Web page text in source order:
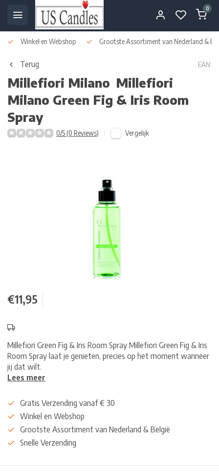
0
Winkel en Webshop Grootste Assortiment van Nederland &
Terug EAN:
Millefiori Milano Millefiori
Milano Green Fig & Iris Room
Spray
0/5 (0 Reviews) Vergelijk
€11,95
Millefiori Green Fig & Iris Room Spray Millefiori Green Fig & Iris
Room Spray laat je genieten, precies op het moment wanneer
jij dat wilt.
Lees meer
Gratis Verzending vanaf € 30
Winkel en Webshop
Grootste Assortiment van Nederland & België
Snelle Verzending